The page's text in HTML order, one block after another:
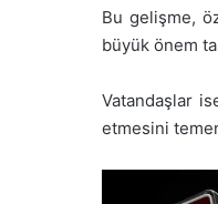
Bu gelişme,
büyük önem
Vatandaşlar
etmesini